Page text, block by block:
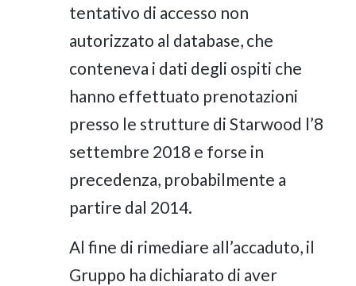
tentativo di accesso non
autorizzato al database, che
conteneva i dati degli ospiti che
hanno effettuato prenotazioni
presso le strutture di Starwood l’8
settembre 2018 e forse in
precedenza, probabilmente a
partire dal 2014.
Al fine di rimediare all’accaduto, il
Gruppo ha dichiarato di aver